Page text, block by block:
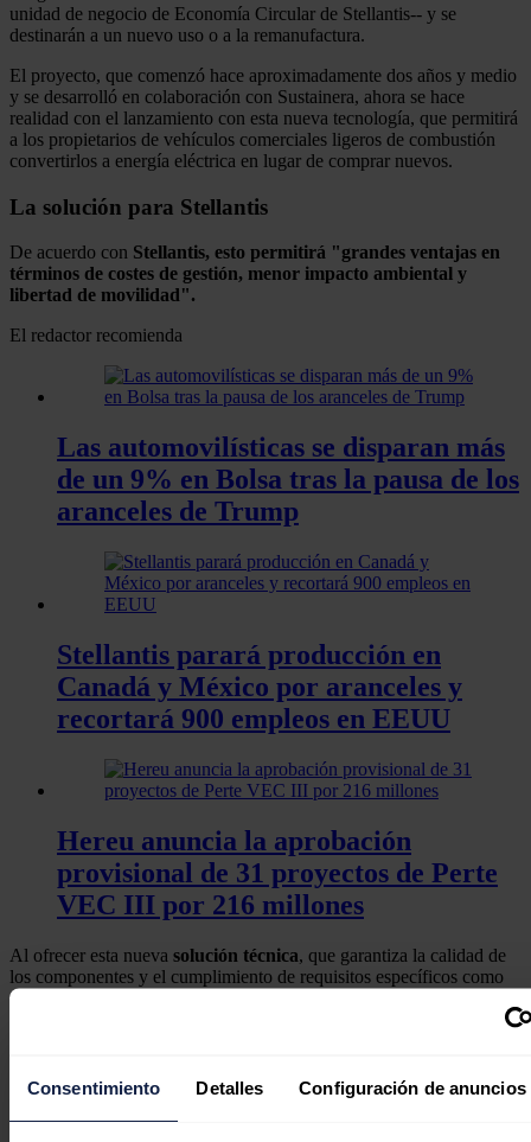
Consentimiento Detalles Configuración de anuncios
unidad de negocio de Economía Circular de Stellantis-- y se
destinarán a un nuevo uso o a la remanufactura.
El proyecto, que comenzó hace aproximadamente dos años y medio
y se desarrolló en colaboración con Sustainera, ahora se hace
realidad con el lanzamiento con esta nueva tecnología, que permitirá
a los propietarios de vehículos comerciales ligeros de combustión
convertirlos a energía eléctrica en lugar de comprar nuevos.
La solución para Stellantis
De acuerdo con Stellantis, esto permitirá "grandes ventajas en
términos de costes de gestión, menor impacto ambiental y
libertad de movilidad".
El redactor recomienda
Las automovilísticas se disparan más
de un 9% en Bolsa tras la pausa de los
aranceles de Trump
Stellantis parará producción en
Canadá y México por aranceles y
recortará 900 empleos en EEUU
Hereu anuncia la aprobación
provisional de 31 proyectos de Perte
VEC III por 216 millones
Al ofrecer esta nueva solución técnica, que garantiza la calidad de
los componentes y el cumplimiento de requisitos específicos como
seguridad
tiempo.
La nueva tecnología estará disponible inicialmente en